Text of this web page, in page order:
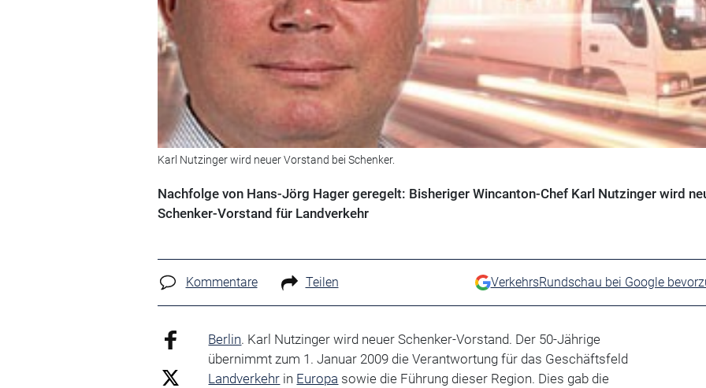
Karl Nutzinger wird neuer Vorstand bei Schenker.
Nachfolge von Hans-Jörg Hager geregelt: Bisheriger Wincanton-Chef Karl Nutzinger wird
Schenker-Vorstand für Landverkehr
Kommentare Teilen VerkehrsRundschau bei Google
Berlin. Karl Nutzinger wird neuer Schenker-Vorstand. Der 50-Jährige
übernimmt zum 1. Januar 2009 die Verantwortung für das Geschäftsfeld
Landverkehr in Europa sowie die Führung dieser Region. Dies gab die